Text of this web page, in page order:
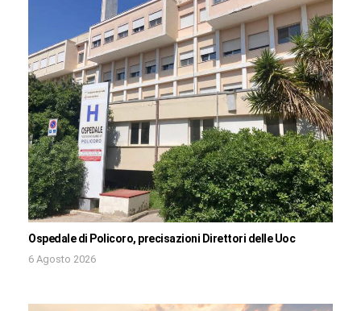
Ospedale di Policoro, precisazioni Direttori delle Uoc
6 Agosto 2026